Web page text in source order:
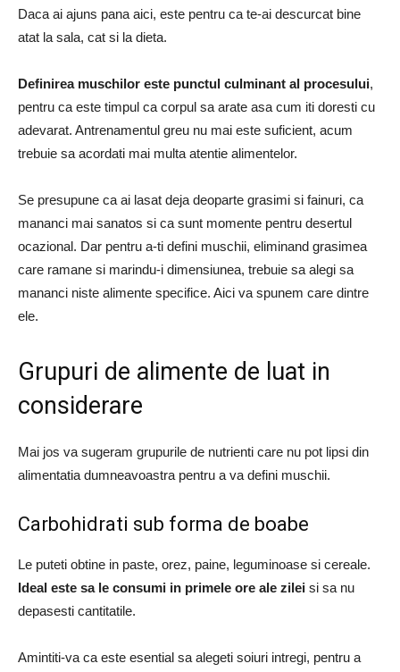
Daca ai ajuns pana aici, este pentru ca te-ai descurcat bine
atat la sala, cat si la dieta.
Definirea muschilor este punctul culminant al procesului,
pentru ca este timpul ca corpul sa arate asa cum iti doresti cu
adevarat. Antrenamentul greu nu mai este suficient, acum
trebuie sa acordati mai multa atentie alimentelor.
Se presupune ca ai lasat deja deoparte grasimi si fainuri, ca
mananci mai sanatos si ca sunt momente pentru desertul
ocazional. Dar pentru a-ti defini muschii, eliminand grasimea
care ramane si marindu-i dimensiunea, trebuie sa alegi sa
mananci niste alimente specifice. Aici va spunem care dintre
ele.
Grupuri de alimente de luat in
considerare
Mai jos va sugeram grupurile de nutrienti care nu pot lipsi din
alimentatia dumneavoastra pentru a va defini muschii.
Carbohidrati sub forma de boabe
Le puteti obtine in paste, orez, paine, leguminoase si cereale.
Ideal este sa le consumi in primele ore ale zilei si sa nu
depasesti cantitatile.
Amintiti-va ca este esential sa alegeti soiuri intregi, pentru a